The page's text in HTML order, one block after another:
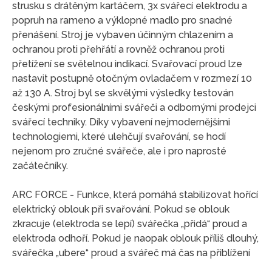
strusku s drátěným kartáčem, 3x svářecí elektrodu a
popruh na rameno a výklopné madlo pro snadné
přenášení. Stroj je vybaven účinným chlazením a
ochranou proti přehřátí a rovněž ochranou proti
přetížení se světelnou indikací. Svařovací proud lze
nastavit postupně otočným ovladačem v rozmezí 10
až 130 A. Stroj byl se skvělými výsledky testován
českými profesionálními svářeči a odbornými prodejci
svářecí techniky. Díky vybavení nejmodernějšími
technologiemi, které ulehčují svařování, se hodí
nejenom pro zručné svářeče, ale i pro naprosté
začátečníky.
ARC FORCE - Funkce, která pomáhá stabilizovat hořící
elektrický oblouk při svařování. Pokud se oblouk
zkracuje (elektroda se lepí) svářečka „přidá“ proud a
elektroda odhoří. Pokud je naopak oblouk příliš dlouhý,
svářečka „ubere“ proud a svářeč má čas na přiblížení